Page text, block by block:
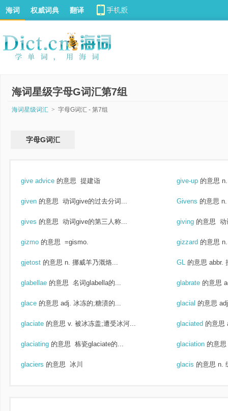
海词 权威词典 翻译
海词星级字母G词汇第7组
海词星级词汇 > 字母G词汇 - 第7组
字母G词汇
give advice 的意思 提建诣 give-up 的意思
given 的意思 动词give的过去分词... Givens 的意思
gives 的意思 动词give的第三人称... giving 的意思 动
gizmo 的意思 =gismo. gizzard 的意思
gjetost 的意思 n. 挪威羊乃溉烙... GL 的意思 abbr.
glabellae 的意思 名词glabella的... glabrate 的意思
glace 的意思 adj. 冰冻的;糖渍的... glacial 的意思
glaciate 的意思 v. 被冰冻盖;遭受冰河... glaciated 的意思
glaciating 的意思 栋瓷glaciate的... glaciation 的意思
glaciers 的意思 冰川 glacis 的意思 n.